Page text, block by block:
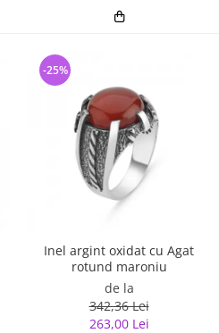
Inel argint oxidat cu Agat
rotund maroniu
de la
342,36 Lei
263,00 Lei
-25%